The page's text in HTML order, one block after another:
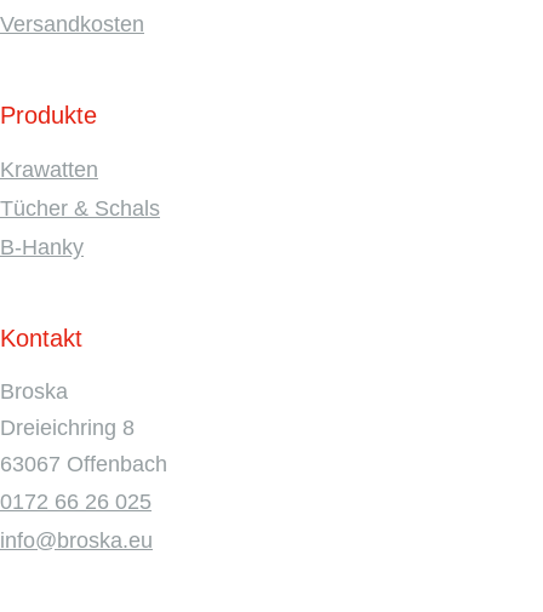
Versandkosten
Produkte
Krawatten
Tücher & Schals
B-Hanky
Kontakt
Broska
Dreieichring 8
63067 Offenbach
0172 66 26 025
info@broska.eu